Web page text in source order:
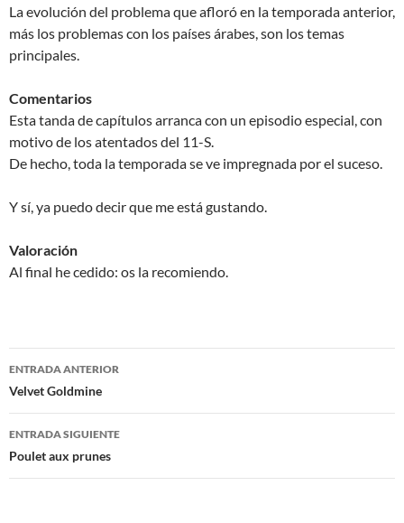
La evolución del problema que afloró en la temporada anterior,
más los problemas con los países árabes, son los temas
principales.
Comentarios
Esta tanda de capítulos arranca con un episodio especial, con
motivo de los atentados del 11-S.
De hecho, toda la temporada se ve impregnada por el suceso.
Y sí, ya puedo decir que me está gustando.
Valoración
Al final he cedido: os la recomiendo.
Navegación
de
entradas
ENTRADA ANTERIOR
Velvet Goldmine
ENTRADA SIGUIENTE
Poulet aux prunes